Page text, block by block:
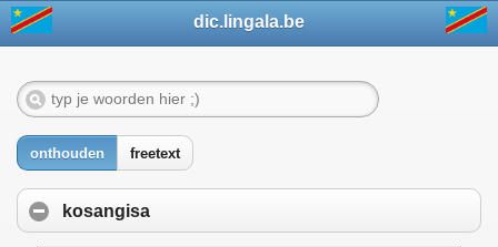
dic.lingala.be
onthouden freetext
kosangisa